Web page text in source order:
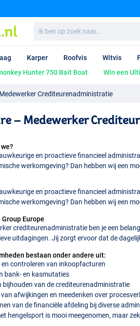
ben
op
naar...
Karper Roofvis Witvis
Hunter 750 Bait Boat
Win een
Medewerker Crediteurenadministratie
– Medewerker
en proactieve financieel
werkomgeving? Dan hebben wij een
en proactieve financieel
werkomgeving? Dan hebben wij een
Europe
crediteurenadministratie ben je een
uitdagingen. Jij zorgt ervoor dat de
bestaan onder andere uit:
en controleren van inkoopfacturen
bank- en kasmutaties
bijhouden van de crediteurenadministratie
van afwijkingen en meedenken over
van de financiële afdeling bij diverse
hengelsport is mooi meegenomen, maar